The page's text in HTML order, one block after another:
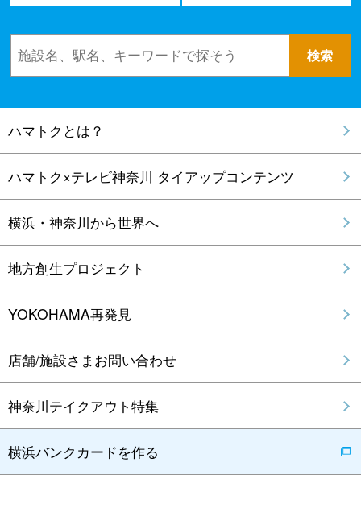
ハマトクとは？
ハマトク×テレビ神奈川 タイアップコンテンツ
横浜・神奈川から世界へ
地方創生プロジェクト
YOKOHAMA再発見
店舗/施設さまお問い合わせ
神奈川テイクアウト特集
横浜バンクカードを作る